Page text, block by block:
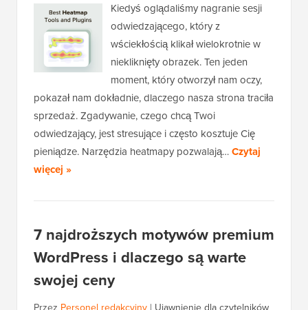
Kiedyś oglądaliśmy nagranie sesji
odwiedzającego, który z
wściekłością klikał wielokrotnie w
niekliknięty obrazek. Ten jeden
moment, który otworzył nam oczy,
pokazał nam dokładnie, dlaczego nasza strona traciła
sprzedaż. Zgadywanie, czego chcą Twoi
odwiedzający, jest stresujące i często kosztuje Cię
pieniądze. Narzędzia heatmapy pozwalają…Czytaj
więcej »
7 najdroższych motywów premium
WordPress i dlaczego są warte
swojej ceny